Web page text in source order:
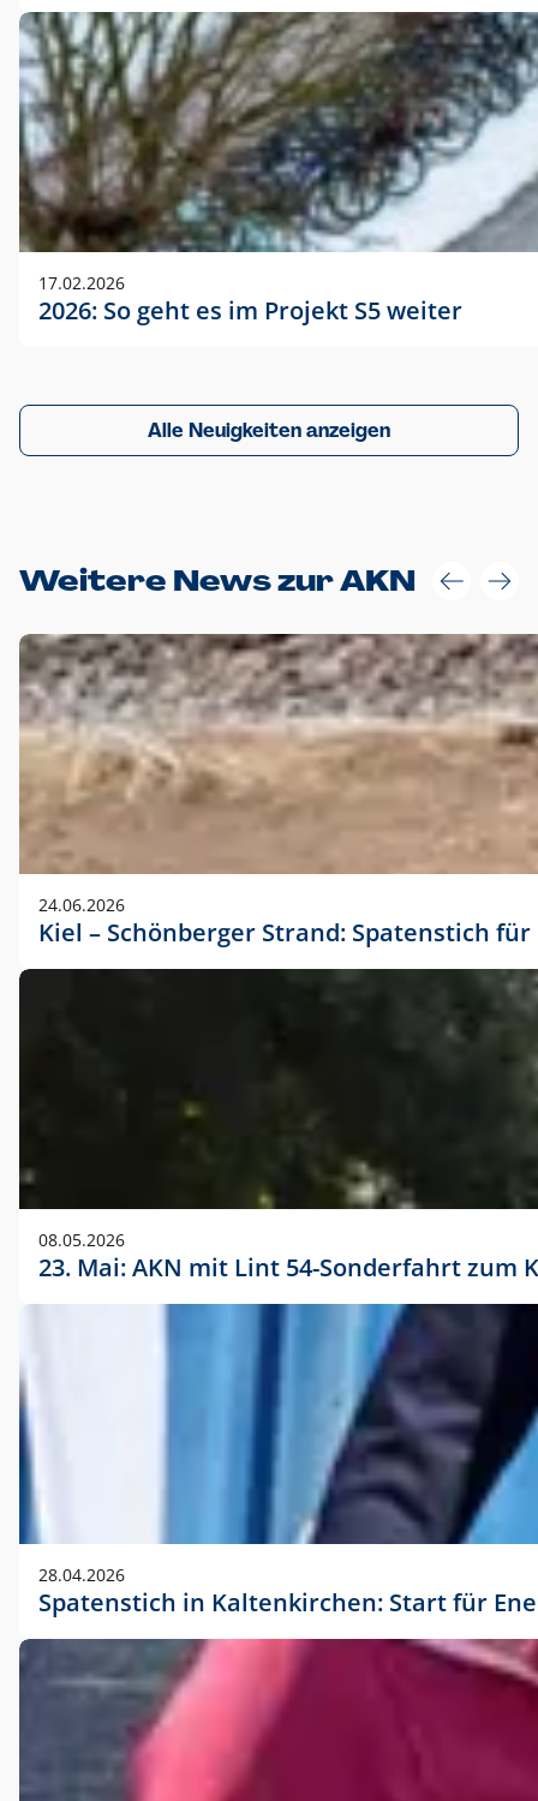
17.02.2026
2026: So geht es im Projekt S5 weiter
Alle Neuigkeiten anzeigen
Weitere News zur AKN
24.06.2026
Kiel – Schönberger Strand: Spatenstich
08.05.2026
23. Mai: AKN mit Lint 54-Sonderfahrt
28.04.2026
Spatenstich in Kaltenkirchen: Start für